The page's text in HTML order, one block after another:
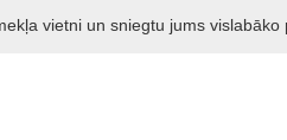
vietni un sniegtu jums